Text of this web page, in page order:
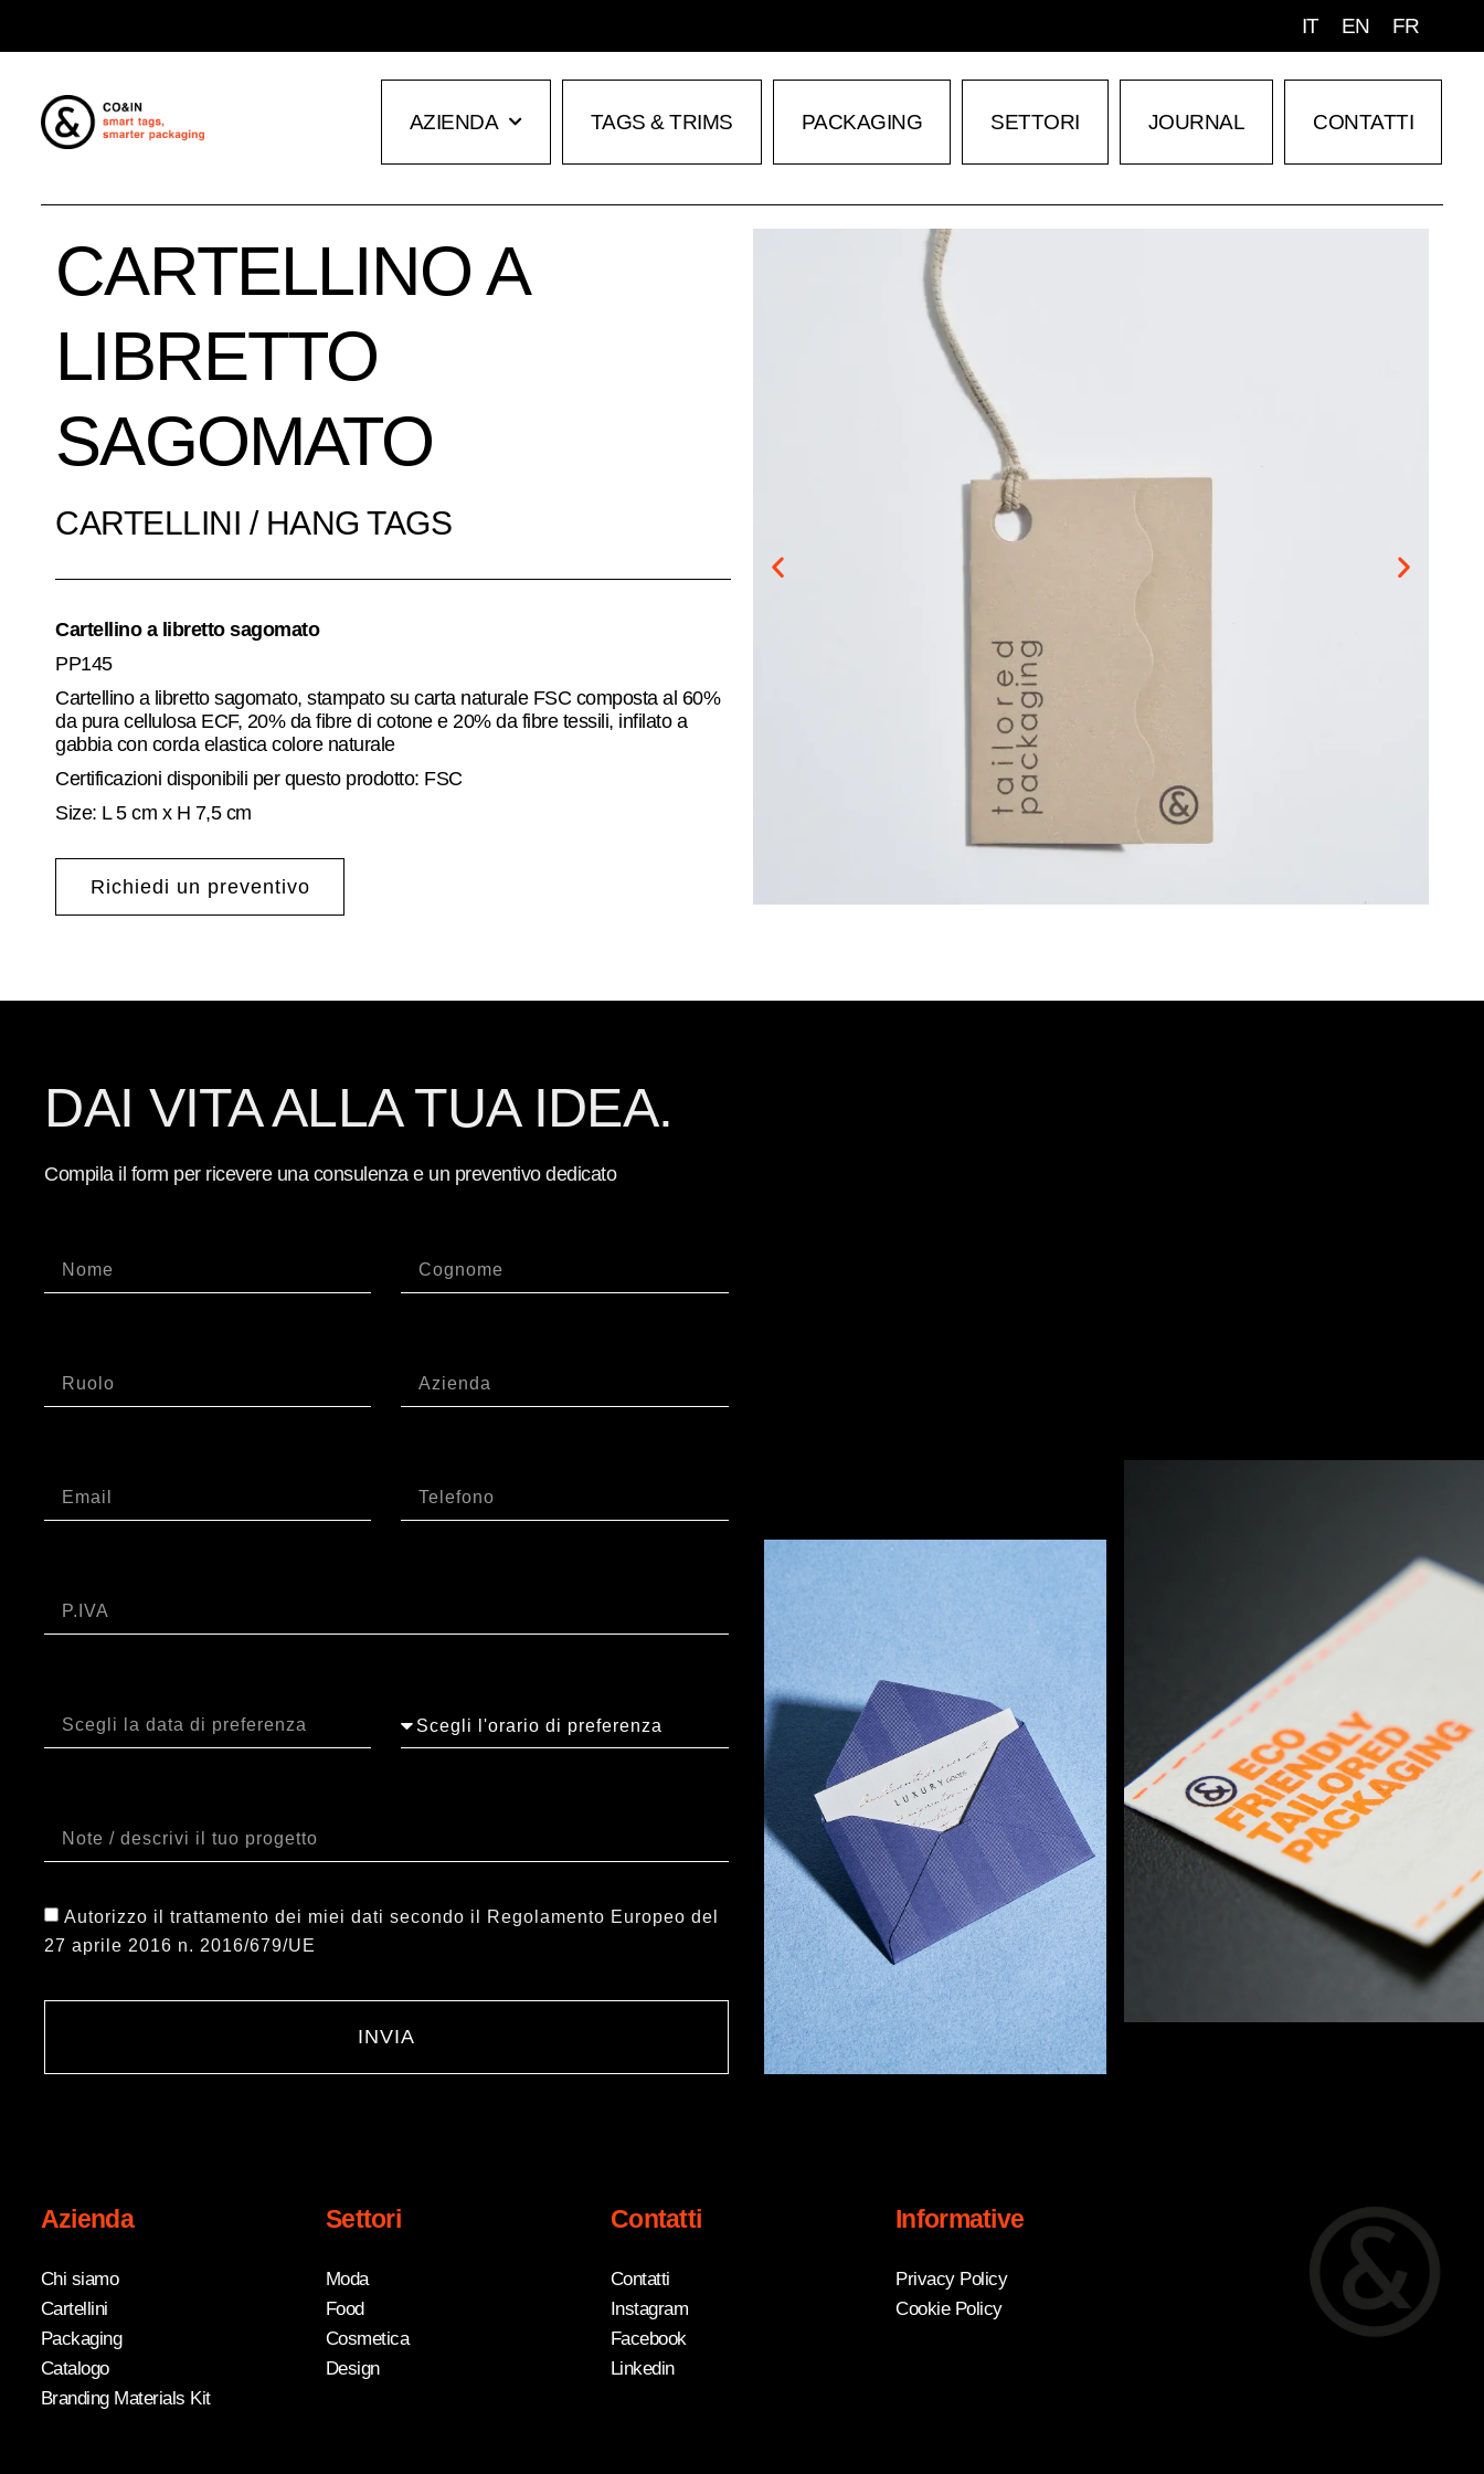
IT EN FR
AZIENDA TAGS & TRIMS PACKAGING SETTORI JOURNAL CONTATTI
CARTELLINO A
LIBRETTO
SAGOMATO
CARTELLINI / HANG TAGS
Cartellino a libretto sagomato
PP145
Cartellino a libretto sagomato, stampato su carta naturale FSC composta al 60%
da pura cellulosa ECF, 20% da fibre di cotone e 20% da fibre tessili, infilato a
gabbia con corda elastica colore naturale
Certificazioni disponibili per questo prodotto: FSC
Size: L 5 cm x H 7,5 cm
Richiedi un preventivo
DAI VITA ALLA TUA IDEA.
Compila il form per ricevere una consulenza e un preventivo dedicato
Autorizzo il trattamento dei miei dati secondo il Regolamento Europeo del
27 aprile 2016 n. 2016/679/UE
INVIA
Azienda
Chi siamo
Cartellini
Packaging
Catalogo
Branding Materials Kit
Settori
Moda
Food
Cosmetica
Design
Contatti
Contatti
Instagram
Facebook
Linkedin
Informative
Privacy Policy
Cookie Policy